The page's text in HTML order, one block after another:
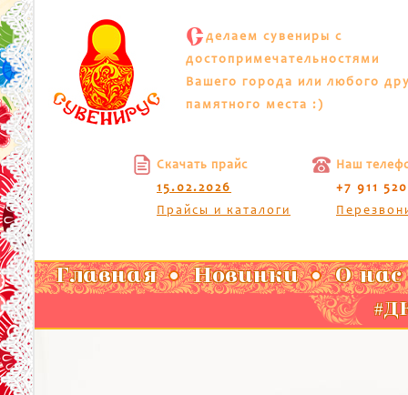
С делаем сувениры с
достопримечательностями
Вашего города или любого
памятного места :)
Скачать прайс
15.02.2026
Прайсы и каталоги
Наш
+7 911
Главная Новинки О нас